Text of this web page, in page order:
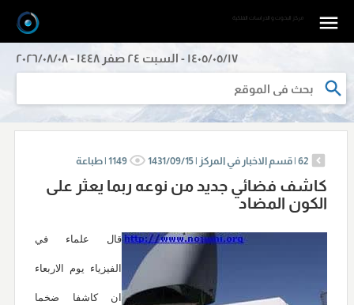
١٤٠٥/٠٥/١٧ - السبت ٢٤ صفر ١٤٤٨ - ٢٠٢٦/٠٨/٠٨
مرکز البحوث و الدراسات الفلکیة
62
| قسم الاخبار في المركز | 1431/09/15
1149
| طباعة
كاشف فضائي جديد من نوعه ربما يعثر على
الكون المضاد
قال علماء في
الفيزياء يوم الاربعاء
ان كاشفا ضخما